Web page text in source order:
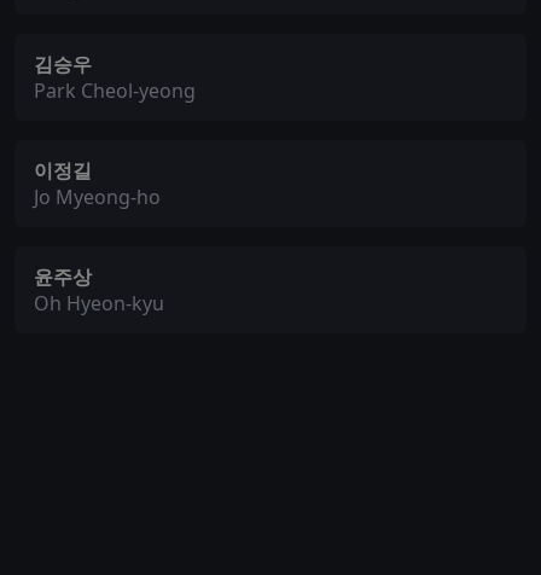
김승우
Park Cheol-yeong
이정길
Jo Myeong-ho
윤주상
Oh Hyeon-kyu